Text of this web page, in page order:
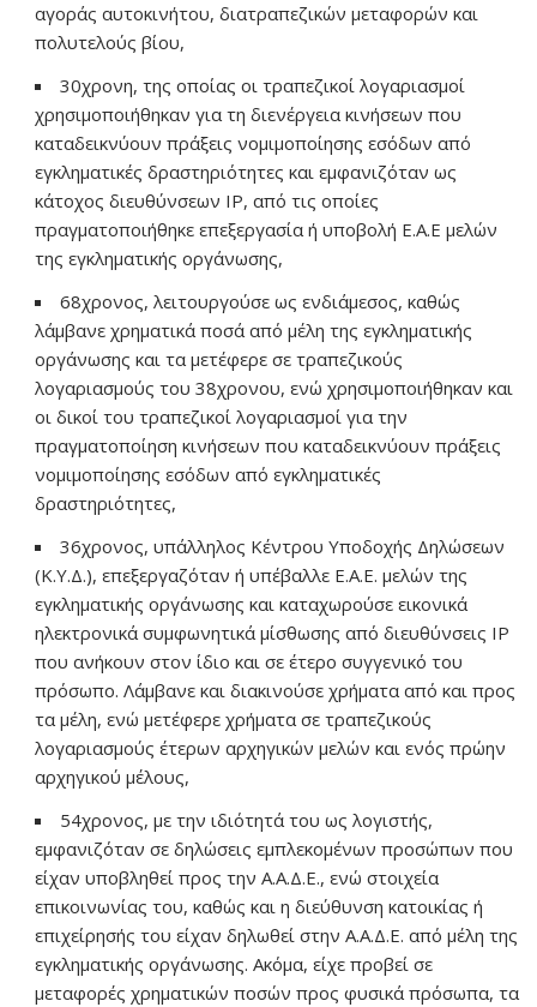
αγοράς αυτοκινήτου, διατραπεζικών μεταφορών και
πολυτελούς βίου,
30χρονη, της οποίας οι τραπεζικοί λογαριασμοί
χρησιμοποιήθηκαν για τη διενέργεια κινήσεων που
καταδεικνύουν πράξεις νομιμοποίησης εσόδων από
εγκληματικές δραστηριότητες και εμφανιζόταν ως
κάτοχος διευθύνσεων IP, από τις οποίες
πραγματοποιήθηκε επεξεργασία ή υποβολή Ε.Α.Ε μελών
της εγκληματικής οργάνωσης,
68χρονος, λειτουργούσε ως ενδιάμεσος, καθώς
λάμβανε χρηματικά ποσά από μέλη της εγκληματικής
οργάνωσης και τα μετέφερε σε τραπεζικούς
λογαριασμούς του 38χρονου, ενώ χρησιμοποιήθηκαν και
οι δικοί του τραπεζικοί λογαριασμοί για την
πραγματοποίηση κινήσεων που καταδεικνύουν πράξεις
νομιμοποίησης εσόδων από εγκληματικές
δραστηριότητες,
36χρονος, υπάλληλος Κέντρου Υποδοχής Δηλώσεων
(Κ.Υ.Δ.), επεξεργαζόταν ή υπέβαλλε Ε.Α.Ε. μελών της
εγκληματικής οργάνωσης και καταχωρούσε εικονικά
ηλεκτρονικά συμφωνητικά μίσθωσης από διευθύνσεις IP
που ανήκουν στον ίδιο και σε έτερο συγγενικό του
πρόσωπο. Λάμβανε και διακινούσε χρήματα από και προς
τα μέλη, ενώ μετέφερε χρήματα σε τραπεζικούς
λογαριασμούς έτερων αρχηγικών μελών και ενός πρώην
αρχηγικού μέλους,
54χρονος, με την ιδιότητά του ως λογιστής,
εμφανιζόταν σε δηλώσεις εμπλεκομένων προσώπων που
είχαν υποβληθεί προς την Α.Α.Δ.Ε., ενώ στοιχεία
επικοινωνίας του, καθώς και η διεύθυνση κατοικίας ή
επιχείρησής του είχαν δηλωθεί στην Α.Α.Δ.Ε. από μέλη της
εγκληματικής οργάνωσης. Ακόμα, είχε προβεί σε
μεταφορές χρηματικών ποσών προς φυσικά πρόσωπα, τα